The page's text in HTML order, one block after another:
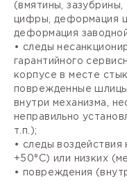
(вмятины, зазубрины,
цифры, деформация
деформация
• следы
гарантийного
корпусе в месте
поврежденные шлицы
внутри механизма,
неправильно
т.п.);
• следы
+50°С) или низких
• повреждения